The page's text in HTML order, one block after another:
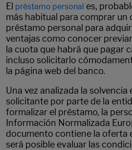
El préstamo personal es,
más habitual para comprar un
préstamo personal para
ventajas como conocer
la cuota que habrá que pagar
incluso solicitarlo
la página web del banco.
Una vez analizada la solvencia
solicitante por parte de la
formalizar el préstamo, la
Información Normalizada
documento contiene la oferta
será posible evaluar las